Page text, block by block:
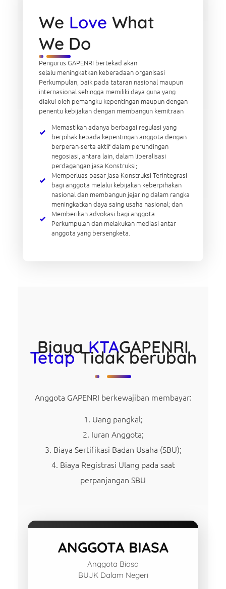
We Love What
We Do
Pengurus GAPENRI bertekad akan
selalu meningkatkan keberadaan organisasi
Perkumpulan, baik pada tataran nasional maupun
internasional sehingga memiliki daya guna yang
diakui oleh pemangku kepentingan maupun dengan
penentu kebijakan dengan membangun kemitraan
Memastikan adanya berbagai regulasi yang
berpihak kepada kepentingan anggota dengan
berperan-serta aktif dalam perundingan
negosiasi, antara lain, dalam liberalisasi
perdagangan jasa Konstruksi;
Memperluas pasar jasa Konstruksi Terintegrasi
bagi anggota melalui kebijakan keberpihakan
nasional dan membangun jejaring dalam rangka
meningkatkan daya saing usaha nasional; dan
Memberikan advokasi bagi anggota
Perkumpulan dan melakukan mediasi antar
anggota yang bersengketa.
Biaya KTAGAPENRI
Tetap Tidak berubah
Anggota GAPENRI berkewajiban membayar:
Uang pangkal;
Iuran Anggota;
Biaya Sertifikasi Badan Usaha (SBU);
Biaya Registrasi Ulang pada saat
perpanjangan SBU
ANGGOTA BIASA
Anggota Biasa
BUJK Dalam Negeri